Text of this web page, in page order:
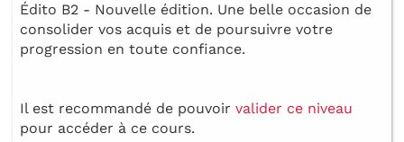
Édito B2 - Nouvelle édition. Une belle occasion de
consolider vos acquis et de poursuivre votre
progression en toute confiance.
Il est recommandé de pouvoir valider ce niveau
pour accéder à ce cours.